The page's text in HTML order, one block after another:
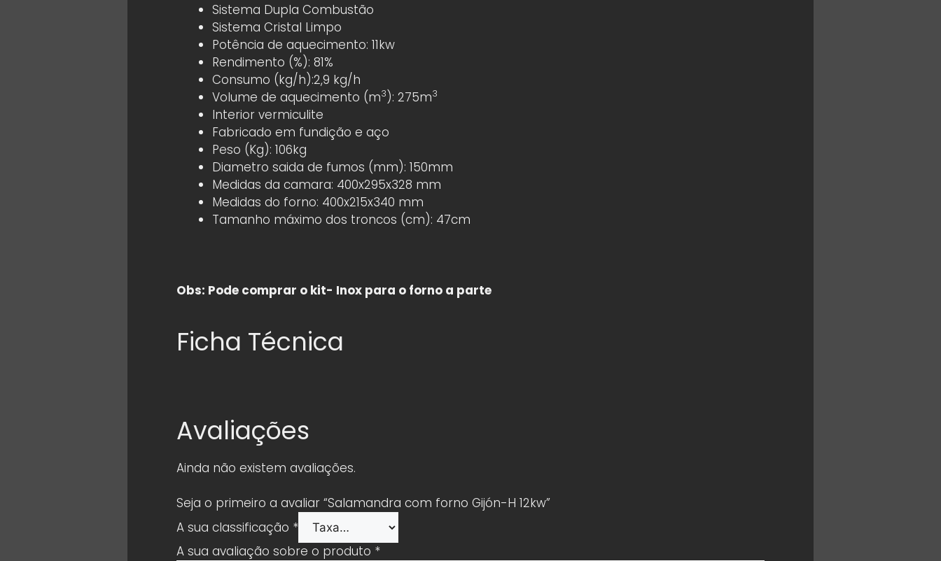
Sistema Dupla Combustão
Sistema Cristal Limpo
Potência de aquecimento: 11kw
Rendimento (%): 81%
Consumo (kg/h):2,9 kg/h
Volume de aquecimento (m3 ): 275m3
Interior vermiculite
Fabricado em fundição e aço
Peso (Kg): 106kg
Diametro saida de fumos (mm): 150mm
Medidas da camara: 400x295x328 mm
Medidas do forno: 400x215x340 mm
Tamanho máximo dos troncos (cm): 47cm
Obs: Pode comprar o kit- Inox para o forno a parte
Ficha Técnica
Avaliações
Ainda não existem avaliações.
Seja o primeiro a avaliar “Salamandra com forno Gijón-H 12kw”
A sua classificação *
A sua avaliação sobre o produto *